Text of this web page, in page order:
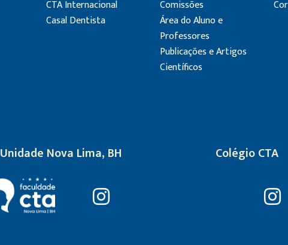
CTA Internacional
Casal Dentista
Comissões
Área do Aluno e
Professores
Publicações e Artigos
Científicos
Unidade Nova Lima, BH Colégio CTA